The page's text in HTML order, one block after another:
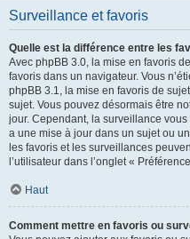
Surveillance et favoris
Quelle est la différence entre les
Avec phpBB 3.0, la mise en favoris
favoris dans un navigateur. Vous
phpBB 3.1, la mise en favoris de
sujet. Vous pouvez désormais être
jour. Cependant, la surveillance
a une mise à jour dans un sujet ou
les favoris et les surveillances
l’utilisateur dans l’onglet «
Haut
Comment mettre en favoris ou